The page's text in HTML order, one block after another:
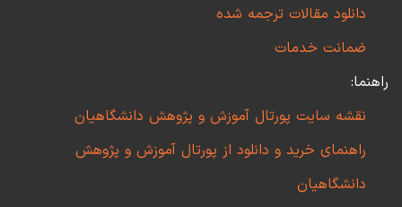
دانلود مقالات ترجمه شده
ضمانت خدمات
راهنما:
نقشه سایت پورتال آموزش و پژوهش دانشگاهیان
راهنمای خرید و دانلود از پورتال آموزش و پژوهش
دانشگاهیان